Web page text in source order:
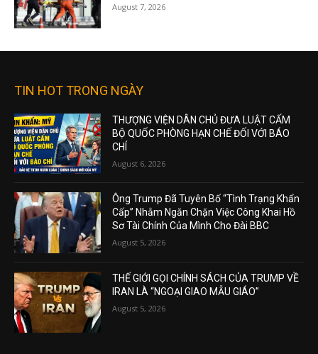
August 7, 2026
TIN HOT TRONG NGÀY
THƯỢNG VIỆN DÂN CHỦ ĐƯA LUẬT CẤM
BỘ QUỐC PHÒNG HẠN CHẾ ĐỐI VỚI BÁO
CHÍ
August 6, 2026
Ông Trump Đã Tuyên Bố “Tình Trạng Khẩn
Cấp” Nhằm Ngăn Chặn Việc Công Khai Hồ
Sơ Tài Chính Của Mình Cho Đài BBC
August 5, 2026
THẾ GIỚI GỌI CHÍNH SÁCH CỦA TRUMP VỀ
IRAN LÀ “NGOẠI GIAO MẪU GIÁO”
August 5, 2026